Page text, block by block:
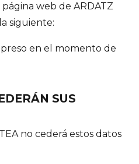
web de ARDATZ
siguiente:
en el momento de
SUS
no cederá estos datos